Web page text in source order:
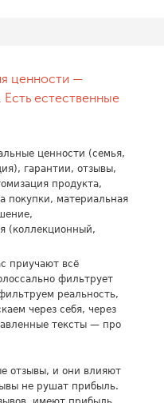
ценности —
естественные
ценности (семья,
гарантии, отзывы,
продукта,
покупки, материальная
(коллекционный,
приучают всё
фильтрует
реальность,
через себя, через
тексты — про
отзывы, и они влияют
не рушат прибыль.